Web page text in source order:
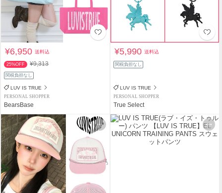
¥6,950送料込
25%OFF ¥9,313
関税負担なし
LUV IS TRUE
PERSONAL SHOPPER
BearsBase
¥5,990送料込
関税負担なし
LUV IS TRUE
PERSONAL SHOPPER
True Select